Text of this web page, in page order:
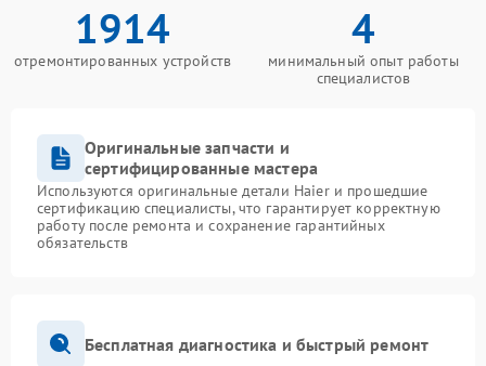
1914
отремонтированных устройств
4
минимальный опыт работы
специалистов
Оригинальные запчасти и
сертифицированные мастера
Используются оригинальные детали Haier и прошедшие
сертификацию специалисты, что гарантирует корректную
работу после ремонта и сохранение гарантийных
обязательств
Бесплатная диагностика и быстрый ремонт